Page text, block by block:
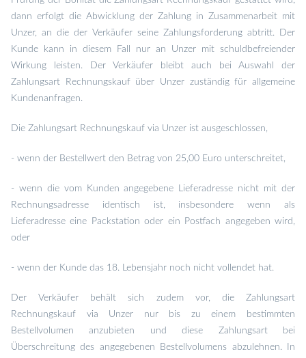
dann erfolgt die Abwicklung der Zahlung in Zusammenarbeit mit
Unzer, an die der Verkäufer seine Zahlungsforderung abtritt. Der
Kunde kann in diesem Fall nur an Unzer mit schuldbefreiender
Wirkung leisten. Der Verkäufer bleibt auch bei Auswahl der
Zahlungsart Rechnungskauf über Unzer zuständig für allgemeine
Kundenanfragen.
Die Zahlungsart Rechnungskauf via Unzer ist ausgeschlossen,
- wenn der Bestellwert den Betrag von 25,00 Euro unterschreitet,
- wenn die vom Kunden angegebene Lieferadresse nicht mit der
Rechnungsadresse identisch ist, insbesondere wenn als
Lieferadresse eine Packstation oder ein Postfach angegeben wird,
oder
- wenn der Kunde das 18. Lebensjahr noch nicht vollendet hat.
Der Verkäufer behält sich zudem vor, die Zahlungsart
Rechnungskauf via Unzer nur bis zu einem bestimmten
Bestellvolumen anzubieten und diese Zahlungsart bei
Überschreitung des angegebenen Bestellvolumens abzulehnen. In